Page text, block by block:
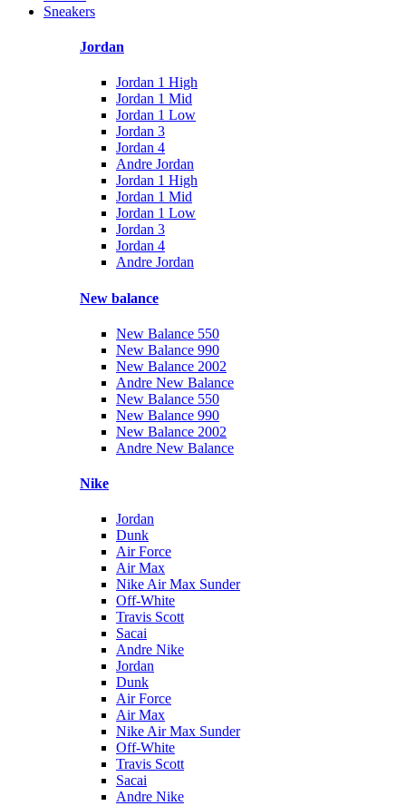
Sneakers
Jordan
Jordan 1 High
Jordan 1 Mid
Jordan 1 Low
Jordan 3
Jordan 4
Andre Jordan
Jordan 1 High
Jordan 1 Mid
Jordan 1 Low
Jordan 3
Jordan 4
Andre Jordan
New balance
New Balance 550
New Balance 990
New Balance 2002
Andre New Balance
New Balance 550
New Balance 990
New Balance 2002
Andre New Balance
Nike
Jordan
Dunk
Air Force
Air Max
Nike Air Max Sunder
Off-White
Travis Scott
Sacai
Andre Nike
Jordan
Dunk
Air Force
Air Max
Nike Air Max Sunder
Off-White
Travis Scott
Sacai
Andre Nike